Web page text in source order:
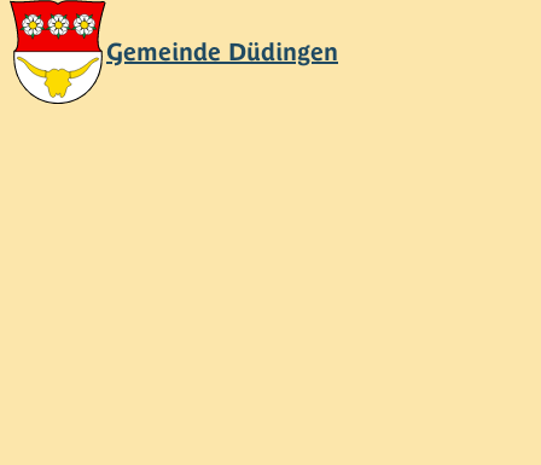
Gemeinde Düdingen